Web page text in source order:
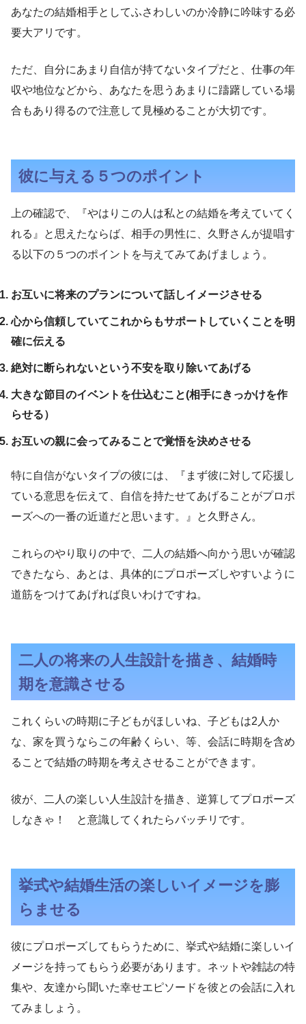
あなたの結婚相手としてふさわしいのか冷静に吟味する必
要大アリです。
ただ、自分にあまり自信が持てないタイプだと、仕事の年
収や地位などから、あなたを思うあまりに躊躇している場
合もあり得るので注意して見極めることが大切です。
彼に与える５つのポイント
上の確認で、『やはりこの人は私との結婚を考えていてく
れる』と思えたならば、相手の男性に、久野さんが提唱す
る以下の５つのポイントを与えてみてあげましょう。
お互いに将来のプランについて話しイメージさせる
心から信頼していてこれからもサポートしていくことを明
確に伝える
絶対に断られないという不安を取り除いてあげる
大きな節目のイベントを仕込むこと(相手にきっかけを作
らせる）
お互いの親に会ってみることで覚悟を決めさせる
特に自信がないタイプの彼には、『まず彼に対して応援し
ている意思を伝えて、自信を持たせてあげることがプロポ
ーズへの一番の近道だと思います。』と久野さん。
これらのやり取りの中で、二人の結婚へ向かう思いが確認
できたなら、あとは、具体的にプロポーズしやすいように
道筋をつけてあげれば良いわけですね。
二人の将来の人生設計を描き、結婚時
期を意識させる
これくらいの時期に子どもがほしいね、子どもは2人か
な、家を買うならこの年齢くらい、等、会話に時期を含め
ることで結婚の時期を考えさせることができます。
彼が、二人の楽しい人生設計を描き、逆算してプロポーズ
しなきゃ！ と意識してくれたらバッチリです。
挙式や結婚生活の楽しいイメージを膨
らませる
彼にプロポーズしてもらうために、挙式や結婚に楽しいイ
メージを持ってもらう必要があります。ネットや雑誌の特
集や、友達から聞いた幸せエピソードを彼との会話に入れ
てみましょう。